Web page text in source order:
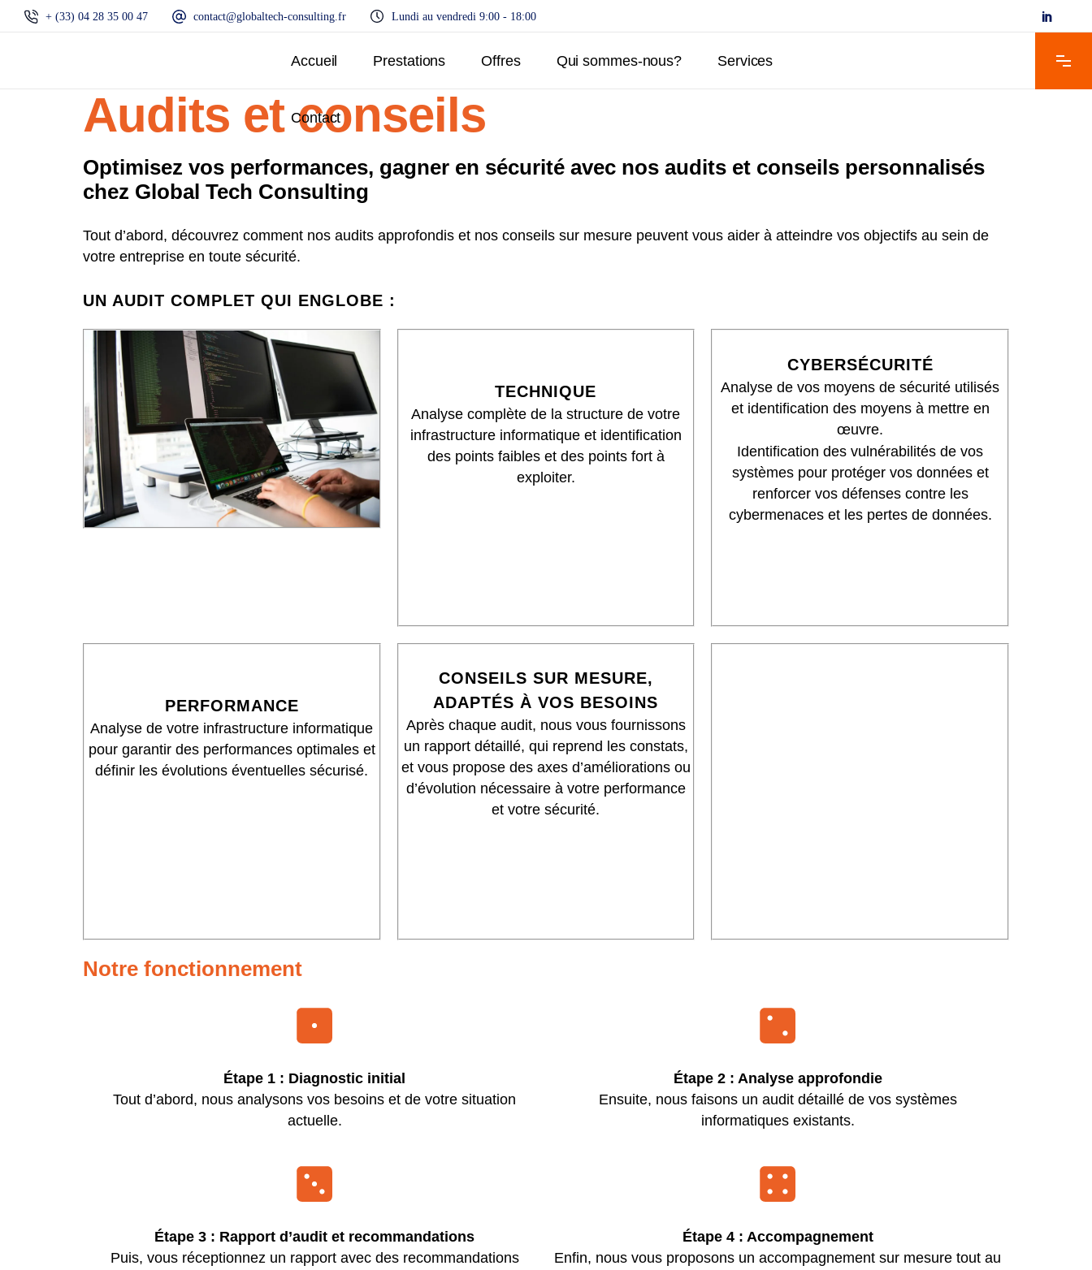
+ (33) 04 28 35 00 47 contact@globaltech-consulting.fr Lundi au vendredi 9:00 - 18:00
Accueil Prestations Offres Qui sommes-nous? Services
Contact
Audits et conseils
Optimisez vos performances, gagner en sécurité avec nos audits et conseils personnalisés
chez Global Tech Consulting
Tout d’abord, découvrez comment nos audits approfondis et nos conseils sur mesure peuvent vous aider à atteindre vos objectifs au sein de
votre entreprise en toute sécurité.
UN AUDIT COMPLET QUI ENGLOBE :
TECHNIQUE
Analyse complète de la structure de votre
infrastructure informatique et identification
des points faibles et des points fort à
exploiter.
CYBERSÉCURITÉ
Analyse de vos moyens de sécurité utilisés
et identification des moyens à mettre en
œuvre.
Identification des vulnérabilités de vos
systèmes pour protéger vos données et
renforcer vos défenses contre les
cybermenaces et les pertes de données.
PERFORMANCE
Analyse de votre infrastructure informatique
pour garantir des performances optimales et
définir les évolutions éventuelles sécurisé.
CONSEILS SUR MESURE,
ADAPTÉS À VOS BESOINS
Après chaque audit, nous vous fournissons
un rapport détaillé, qui reprend les constats,
et vous propose des axes d’améliorations ou
d’évolution nécessaire à votre performance
et votre sécurité.
Notre fonctionnement
Étape 1 : Diagnostic initial
Tout d’abord, nous analysons vos besoins et de votre situation
actuelle.
Étape 2 : Analyse approfondie
Ensuite, nous faisons un audit détaillé de vos systèmes
informatiques existants.
Étape 3 : Rapport d’audit et recommandations
Puis, vous réceptionnez un rapport avec des recommandations
Étape 4 : Accompagnement
Enfin, nous vous proposons un accompagnement sur mesure tout au